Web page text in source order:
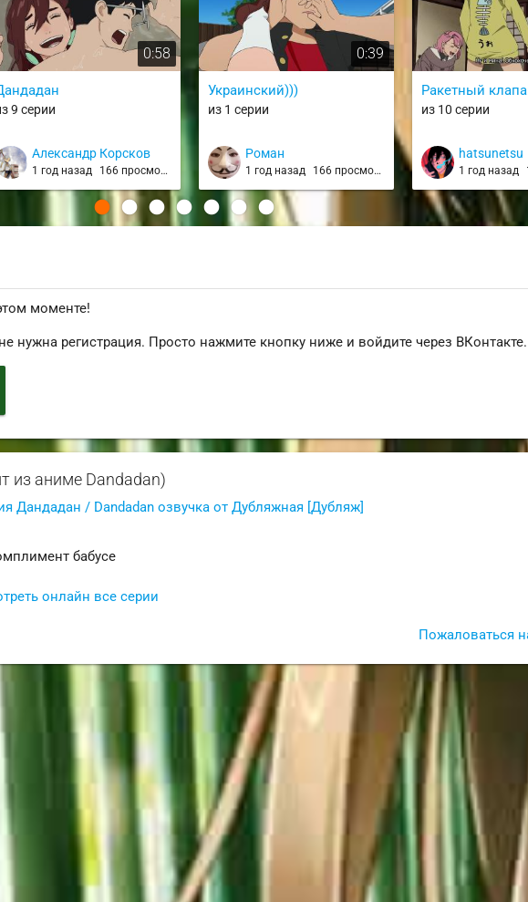
0:58
9 серии
Александр Корсков
1 год назад 166 просмотров
0:39
Украинский)))
из 1 серии
Роман
1 год назад 166 просмотров
Ракетный
из 10 серии
hatsunetsu
1 год назад
моменте!
нужна регистрация. Просто нажмите кнопку ниже и войдите через ВКонтакте.
из аниме Dandadan)
Дандадан / Dandadan озвучка от Дубляжная [Дубляж]
бабусе
онлайн все серии
Пожаловаться